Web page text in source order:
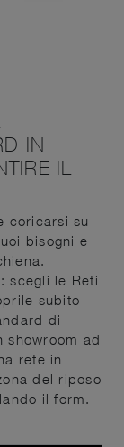
IN
IL
coricarsi su
bisogni e
scegli le Reti
subito
di
ad
rete in
del riposo
il form.